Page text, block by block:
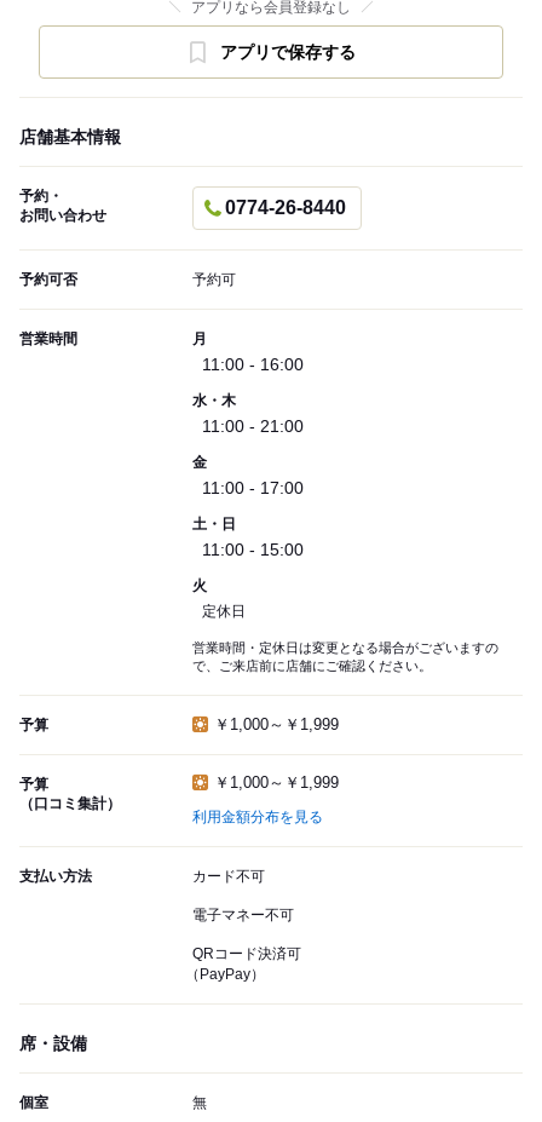
アプリなら会員登録なし
アプリで保存する
店舗基本情報
予約・
お問い合わせ
0774-26-8440
予約可否 予約可
営業時間 月
11:00 - 16:00
水・木
11:00 - 21:00
金
11:00 - 17:00
土・日
11:00 - 15:00
火
定休日
営業時間・定休日は変更となる場合がございますの
で、ご来店前に店舗にご確認ください。
予算 ￥1,000～￥1,999
予算
（口コミ集計）
￥1,000～￥1,999
利用金額分布を見る
支払い方法 カード不可
電子マネー不可
QRコード決済可
（PayPay）
席・設備
個室 無